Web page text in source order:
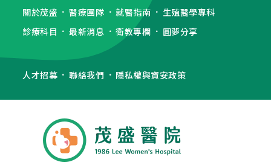
關於茂盛 醫療團隊 就醫指南
生殖醫學專科
診療科目
最新消息 衛教專欄 圓夢分享
人才招募 聯絡我們 隱私權與資安政策